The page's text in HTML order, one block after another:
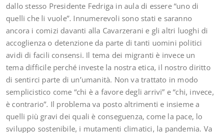
dallo stesso Presidente Fedriga in aula di essere “uno di
quelli che li vuole”. Innumerevoli sono stati e saranno
ancora i comizi davanti alla Cavarzerani e gli altri luoghi di
accoglienza o detenzione da parte di tanti uomini politici
avidi di facili consensi. Il tema dei migranti è invece un
tema difficile perché investe la nostra etica, il nostro diritto
di sentirci parte di un’umanità. Non va trattato in modo
semplicistico come “chi è a favore degli arrivi” e “chi, invece,
è contrario”. Il problema va posto altrimenti e insieme a
quelli più gravi dei quali è conseguenza, come la pace, lo
sviluppo sostenibile, i mutamenti climatici, la pandemia. Va